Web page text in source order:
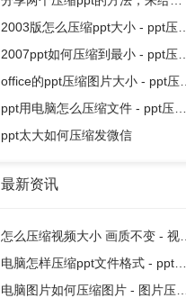
的ppt安排一下瘦身吧！
2003版怎么压缩ppt大小 - ppt压缩
教程
2007ppt如何压缩到最小 - ppt压缩
教程
office的ppt压缩图片大小 - ppt压缩
教程
ppt用电脑怎么压缩文件 - ppt压缩
教程
ppt太大如何压缩发微信
最新资讯
怎么压缩视频大小 画质不变 - 视频
压缩教程
电脑怎样压缩ppt文件格式 - ppt压
缩教程
电脑图片如何压缩图片 - 图片压缩